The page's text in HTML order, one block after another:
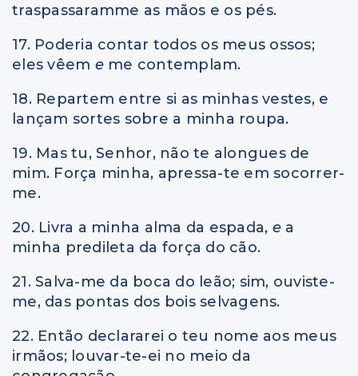
traspassaramme as mãos e os pés.
17. Poderia contar todos os meus ossos;
eles vêem e me contemplam.
18. Repartem entre si as minhas vestes, e
lançam sortes sobre a minha roupa.
19. Mas tu, Senhor, não te alongues de
mim. Força minha, apressa-te em socorrer-
me.
20. Livra a minha alma da espada, e a
minha predileta da força do cão.
21. Salva-me da boca do leão; sim, ouviste-
me, das pontas dos bois selvagens.
22. Então declararei o teu nome aos meus
irmãos; louvar-te-ei no meio da